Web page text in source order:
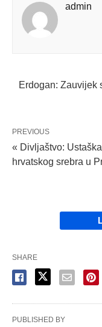
admin
Erdogan: Zauvijek
PREVIOUS
« Divljaštvo:
hrvatskog srebra u
SHARE
PUBLISHED BY